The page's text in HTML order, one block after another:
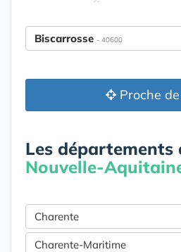
Biscarrosse - 40600
Proche de
Les départements
Nouvelle-
Charente
Charente-Maritime